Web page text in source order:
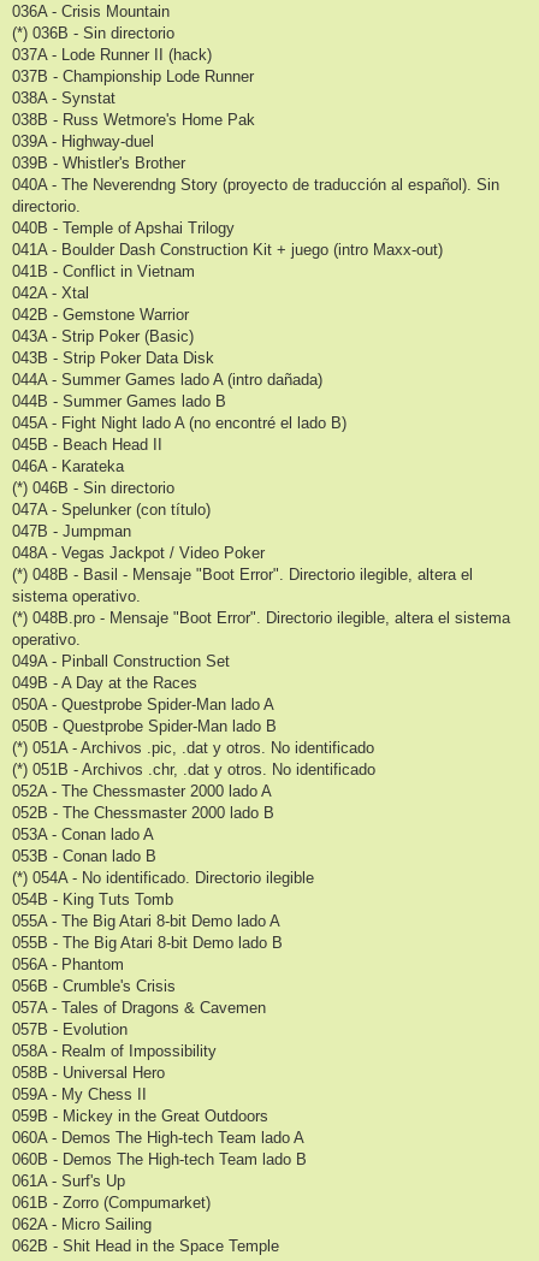
036A - Crisis Mountain
(*) 036B - Sin directorio
037A - Lode Runner II (hack)
037B - Championship Lode Runner
038A - Synstat
038B - Russ Wetmore's Home Pak
039A - Highway-duel
039B - Whistler's Brother
040A - The Neverendng Story (proyecto de traducción al español). Sin
directorio.
040B - Temple of Apshai Trilogy
041A - Boulder Dash Construction Kit + juego (intro Maxx-out)
041B - Conflict in Vietnam
042A - Xtal
042B - Gemstone Warrior
043A - Strip Poker (Basic)
043B - Strip Poker Data Disk
044A - Summer Games lado A (intro dañada)
044B - Summer Games lado B
045A - Fight Night lado A (no encontré el lado B)
045B - Beach Head II
046A - Karateka
(*) 046B - Sin directorio
047A - Spelunker (con título)
047B - Jumpman
048A - Vegas Jackpot / Video Poker
(*) 048B - Basil - Mensaje "Boot Error". Directorio ilegible, altera el
sistema operativo.
(*) 048B.pro - Mensaje "Boot Error". Directorio ilegible, altera el sistema
operativo.
049A - Pinball Construction Set
049B - A Day at the Races
050A - Questprobe Spider-Man lado A
050B - Questprobe Spider-Man lado B
(*) 051A - Archivos .pic, .dat y otros. No identificado
(*) 051B - Archivos .chr, .dat y otros. No identificado
052A - The Chessmaster 2000 lado A
052B - The Chessmaster 2000 lado B
053A - Conan lado A
053B - Conan lado B
(*) 054A - No identificado. Directorio ilegible
054B - King Tuts Tomb
055A - The Big Atari 8-bit Demo lado A
055B - The Big Atari 8-bit Demo lado B
056A - Phantom
056B - Crumble's Crisis
057A - Tales of Dragons & Cavemen
057B - Evolution
058A - Realm of Impossibility
058B - Universal Hero
059A - My Chess II
059B - Mickey in the Great Outdoors
060A - Demos The High-tech Team lado A
060B - Demos The High-tech Team lado B
061A - Surf's Up
061B - Zorro (Compumarket)
062A - Micro Sailing
062B - Shit Head in the Space Temple